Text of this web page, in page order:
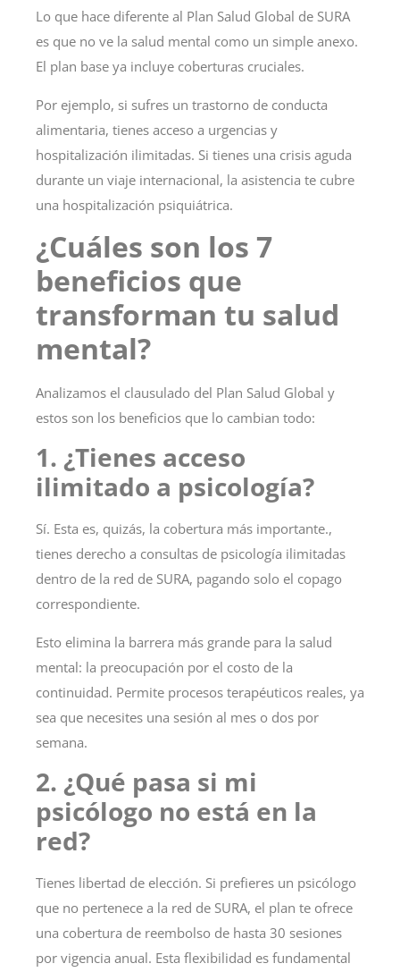
Lo que hace diferente al Plan Salud Global de SURA
es que no ve la salud mental como un simple anexo.
El plan base ya incluye coberturas cruciales.
Por ejemplo, si sufres un trastorno de conducta
alimentaria, tienes acceso a urgencias y
hospitalización ilimitadas. Si tienes una crisis aguda
durante un viaje internacional, la asistencia te cubre
una hospitalización psiquiátrica.
¿Cuáles son los 7
beneficios que
transforman tu salud
mental?
Analizamos el clausulado del Plan Salud Global y
estos son los beneficios que lo cambian todo:
1. ¿Tienes acceso
ilimitado a psicología?
Sí. Esta es, quizás, la cobertura más importante.,
tienes derecho a consultas de psicología ilimitadas
dentro de la red de SURA, pagando solo el copago
correspondiente.
Esto elimina la barrera más grande para la salud
mental: la preocupación por el costo de la
continuidad. Permite procesos terapéuticos reales, ya
sea que necesites una sesión al mes o dos por
semana.
2. ¿Qué pasa si mi
psicólogo no está en la
red?
Tienes libertad de elección. Si prefieres un psicólogo
que no pertenece a la red de SURA, el plan te ofrece
una cobertura de reembolso de hasta 30 sesiones
por vigencia anual. Esta flexibilidad es fundamental